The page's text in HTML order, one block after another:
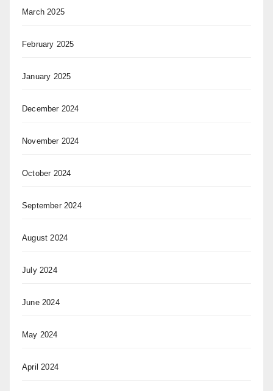
March 2025
February 2025
January 2025
December 2024
November 2024
October 2024
September 2024
August 2024
July 2024
June 2024
May 2024
April 2024